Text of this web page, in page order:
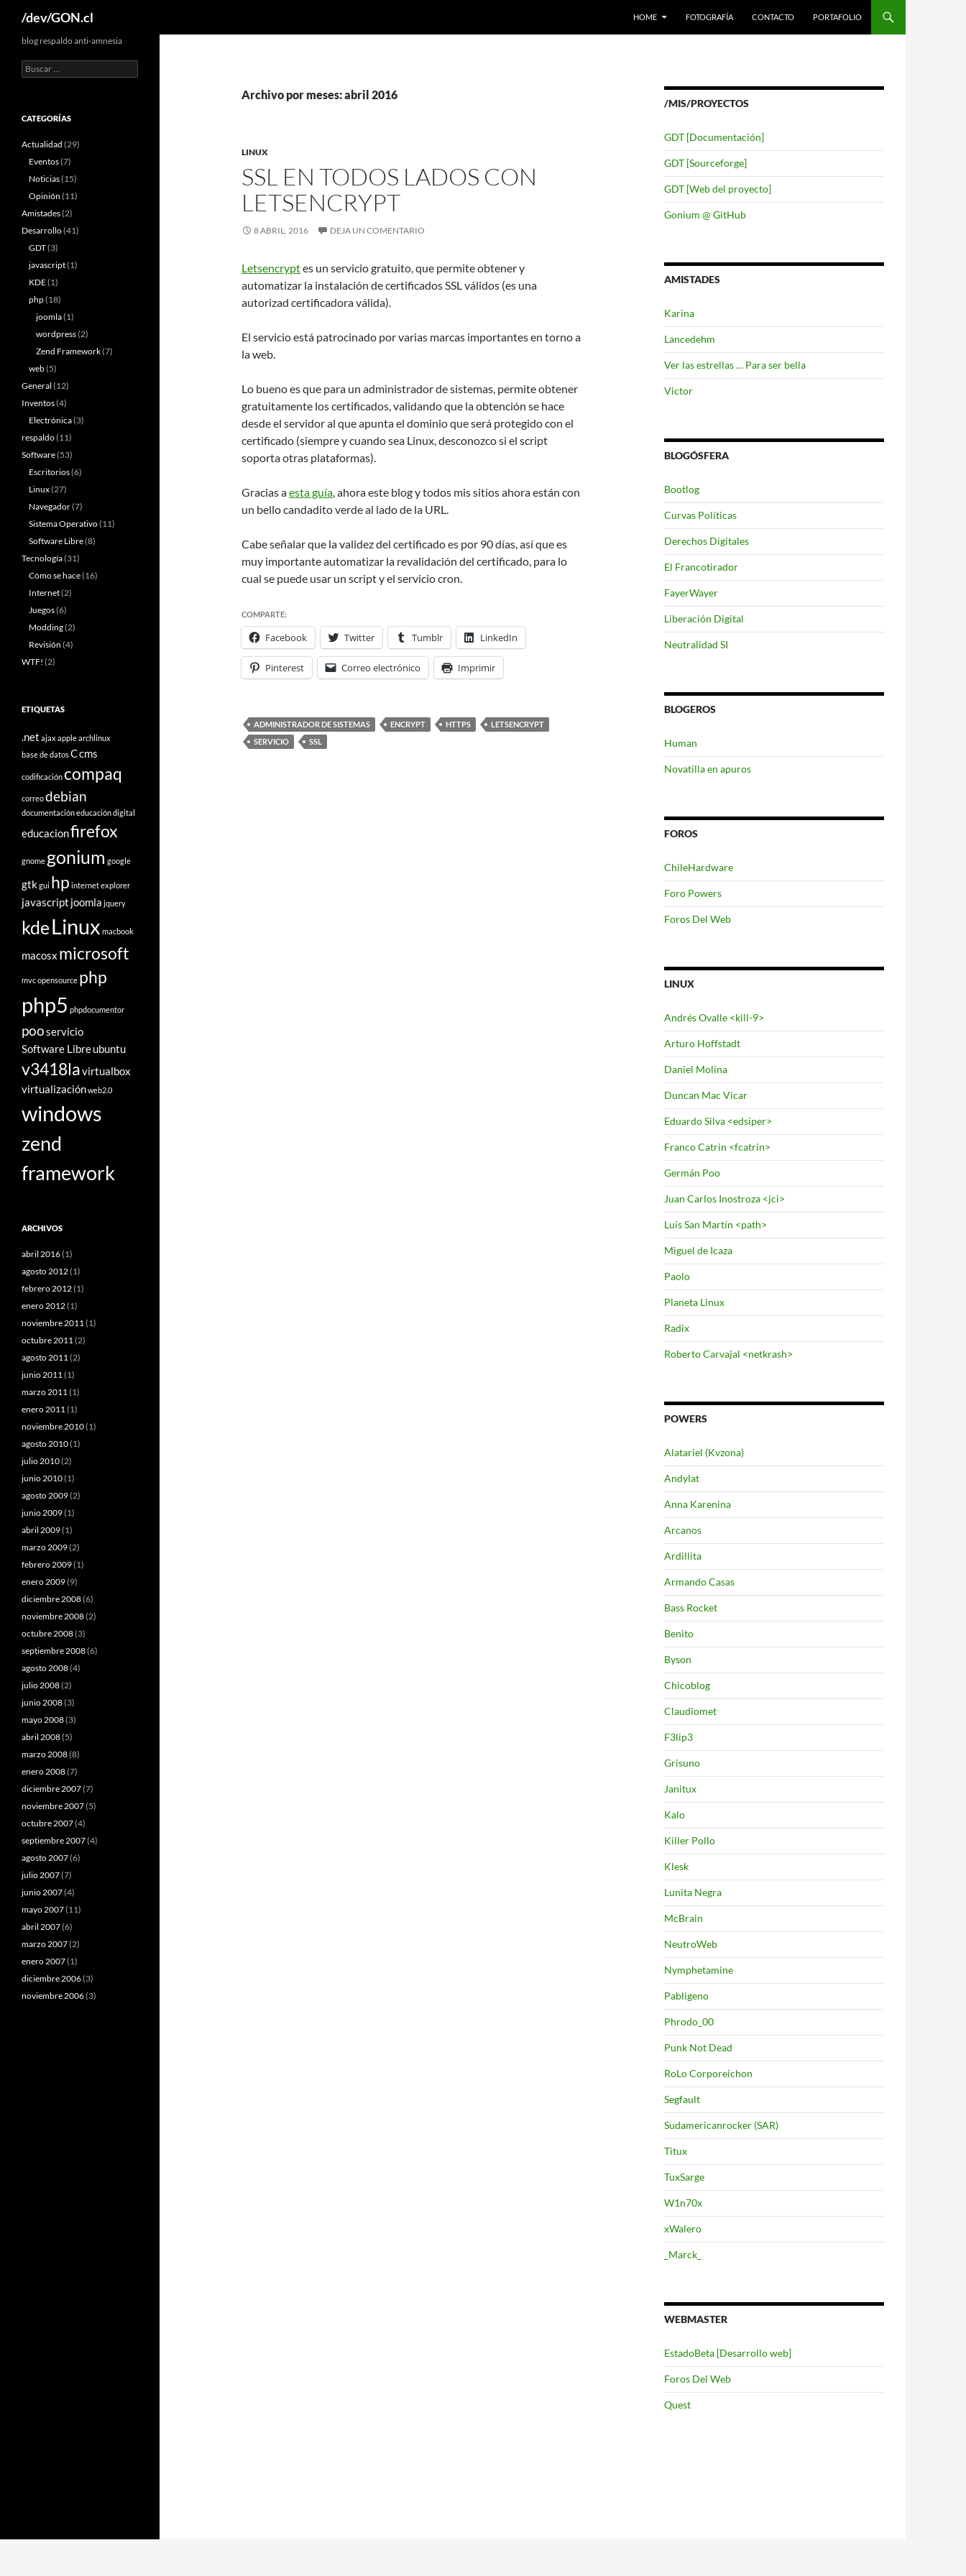
/dev/GON.cl
HOME
FOTOGRAFÍA CONTACTO PORTAFOLIO
Archivo por meses: abril 2016
LINUX
SSL EN TODOS LADOS CON
LETSENCRYPT
8 ABRIL, 2016 DEJA UN COMENTARIO
Letsencryptes un servicio gratuito, que permite obtener y
automatizar la instalación de certificados SSL válidos (es una
autorizad certificadora válida).
El servicio está patrocinado por varias marcas importantes en torno a
la web.
Lo bueno es que para un administrador de sistemas, permite obtener
gratuitamente los certificados, validando que la obtención se hace
desde el servidor al que apunta el dominio que será protegido con el
certificado (siempre y cuando sea Linux, desconozco si el script
soporta otras plataformas).
Gracias aesta guía, ahora este blog y todos mis sitios ahora están con
un bello candadito verde al lado de la URL.
Cabe señalar que la validez del certificado es por 90 días, así que es
muy importante automatizar la revalidación del certificado, para lo
cual se puede usar un script y el servicio cron.
COMPARTE:
Facebook Twitter Tumblr LinkedIn
Pinterest Correo electrónico Imprimir
ADMINISTRADOR DE SISTEMAS ENCRYPT HTTPS
LETSENCRYPT
SERVICIO
SSL
/MIS/PROYECTOS
GDT [Documentación]
GDT [Sourceforge]
GDT [Web del proyecto]
Gonium @ GitHub
AMISTADES
Karina
Lancedehm
Ver las estrellas … Para ser bella
Victor
BLOGÓSFERA
Bootlog
Curvas Políticas
Derechos Digitales
El Francotirador
FayerWayer
Liberación Digital
Neutralidad SI
BLOGEROS
Human
Novatilla en apuros
FOROS
ChileHardware
Foro Powers
Foros Del Web
LINUX
Andrés Ovalle <kill-9>
Arturo Hoffstadt
Daniel Molina
Duncan Mac Vicar
Eduardo Silva <edsiper>
Franco Catrin <fcatrin>
Germán Poo
Juan Carlos Inostroza <jci>
Luis San Martín <path>
Miguel de Icaza
Paolo
Planeta Linux
Radix
Roberto Carvajal <netkrash>
POWERS
Alatariel (Kvzona)
Andylat
Anna Karenina
Arcanos
Ardillita
Armando Casas
Bass Rocket
Benito
Byson
Chicoblog
Claudiomet
F3lip3
Grisuno
Janitux
Kalo
Killer Pollo
Klesk
Lunita Negra
McBrain
NeutroWeb
Nymphetamine
Pabligeno
Phrodo_00
Punk Not Dead
RoLo Corporeichon
Segfault
Sudamericanrocker (SAR)
Titux
TuxSarge
W1n70x
xWalero
_Marck_
WEBMASTER
EstadoBeta [Desarrollo web]
Foros Del Web
Quest
blog respaldo anti-amnesia
Buscar:
CATEGORÍAS
Actualidad (29)
Eventos(7)
Noticias(15)
Opinión (11)
Amistades(2)
Desarrollo(41)
GDT(3)
javascript(1)
KDE(1)
php(18)
joomla(1)
wordpress(2)
Zend Framework(7)
web(5)
General (12)
Inventos(4)
Electrónica(3)
respaldo(11)
Software(53)
Escritorios(6)
Linux(27)
Navegador(7)
Sistema Operativo(11)
Software Libre(8)
Tecnología(31)
Cómo se hace(16)
Internet(2)
Juegos(6)
Modding(2)
Revisión (4)
WTF! (2)
ETIQUETAS
.net ajax applearchlinux
base de datosCcms
codificacióncompaq
correodebian
documentacióneducación digital
educacionfirefox
gnome gonium google
gtkgui hp internet explorer
javascript joomla jquery
kdeLinux macbook
macosx microsoft
mvcopensource php
php5 phpdocumentor
pooservicio
Software Libreubuntu
v3418lavirtualbox
virtualizaciónweb2.0
windows
zend
framework
ARCHIVOS
abril 2016(1)
agosto 2012(1)
febrero 2012(1)
enero 2012(1)
noviembre 2011(1)
octubre 2011(2)
agosto 2011(2)
junio 2011(1)
marzo 2011(1)
enero 2011(1)
noviembre 2010(1)
agosto 2010(1)
julio 2010(2)
junio 2010(1)
agosto 2009(2)
junio 2009(1)
abril 2009(1)
marzo 2009(2)
febrero 2009(1)
enero 2009(9)
diciembre 2008(6)
noviembre 2008(2)
octubre 2008(3)
septiembre 2008(6)
agosto 2008(4)
julio 2008(2)
junio 2008(3)
mayo 2008(3)
abril 2008(5)
marzo 2008(8)
enero 2008(7)
diciembre 2007(7)
noviembre 2007(5)
octubre 2007(4)
septiembre 2007(4)
agosto 2007(6)
julio 2007(7)
junio 2007(4)
mayo 2007(11)
abril 2007(6)
marzo 2007(2)
enero 2007(1)
diciembre 2006(3)
noviembre 2006(3)